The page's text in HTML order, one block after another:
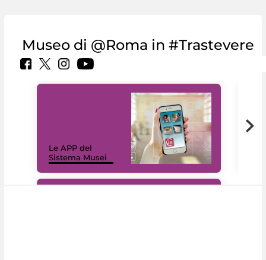
Museo di @Roma in #Trastevere
Le APP del
Sistema Musei